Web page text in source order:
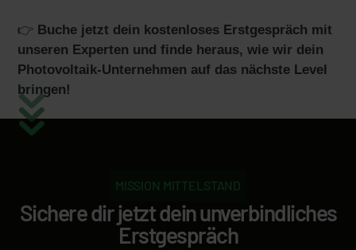
👉 Buche jetzt dein kostenloses Erstgespräch mit
unseren Experten und finde heraus, wie wir dein
Photovoltaik-Unternehmen auf das nächste Level
bringen!
MISSION MITTELSTAND
Sichere dir jetzt dein unverbindliches
Erstgespräch